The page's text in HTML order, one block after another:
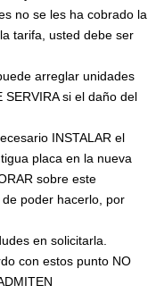
no se les ha cobrado la
tarifa, usted debe ser
arreglar unidades
si el daño del
INSTALAR el
placa en la nueva
sobre este
poder hacerlo, por
en solicitarla.
con estos punto NO